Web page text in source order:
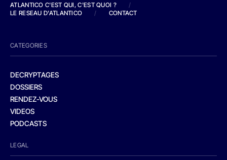
ATLANTICO C'EST QUI, C'EST QUOI ?
/
LE RESEAU D'ATLANTICO
/ CONTACT
CATEGORIES
DECRYPTAGES
DOSSIERS
RENDEZ-VOUS
VIDEOS
PODCASTS
LEGAL